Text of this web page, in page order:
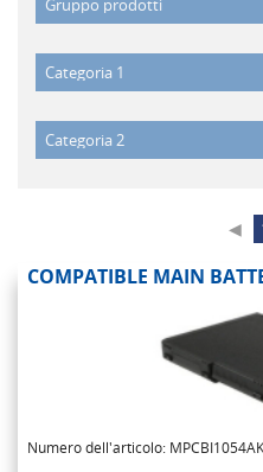
◀
COMPATIBLE MAIN
Numero dell'articolo: